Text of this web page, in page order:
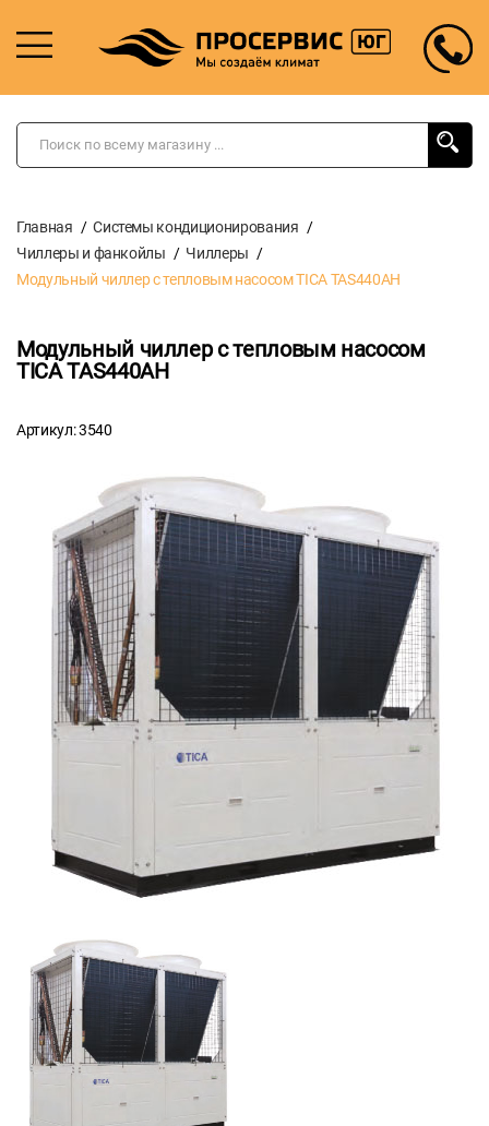
Главная
Системы кондиционирования
Чиллеры и фанкойлы
Чиллеры
Модульный чиллер с тепловым насосом TICA TAS440AH
Модульный чиллер с тепловым насосом
TICA TAS440AH
Артикул: 3540